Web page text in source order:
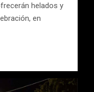
helados y
en